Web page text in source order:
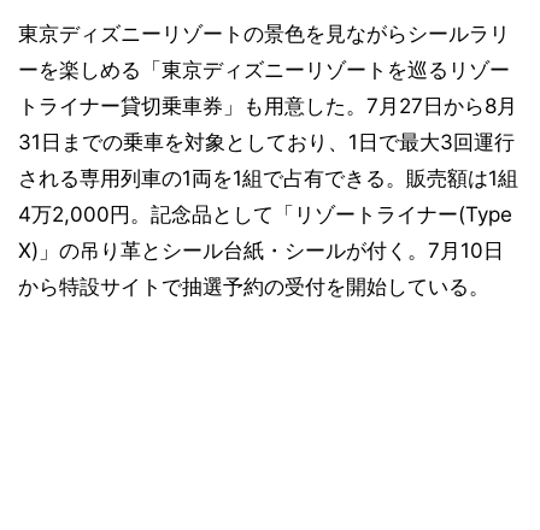
東京ディズニーリゾートの景色を見ながらシールラリ
ーを楽しめる「東京ディズニーリゾートを巡るリゾー
トライナー貸切乗車券」も用意した。7月27日から8月
31日までの乗車を対象としており、1日で最大3回運行
される専用列車の1両を1組で占有できる。販売額は1組
4万2,000円。記念品として「リゾートライナー(Type
X)」の吊り革とシール台紙・シールが付く。7月10日
から特設サイトで抽選予約の受付を開始している。